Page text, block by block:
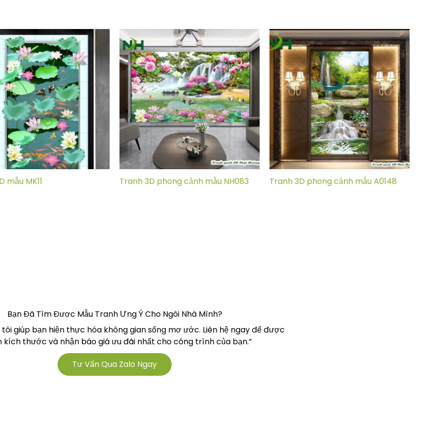
mẫu MK11 Tranh 3D phong cảnh mẫu NH083 Tranh 3D phong cảnh mẫu A0148
Bạn Đã Tìm Được Mẫu Tranh Ưng Ý Cho Ngôi Nhà Mình?
tôi giúp bạn hiện thực hóa không gian sống mơ ước. Liên hệ ngay để được
kích thước và nhận báo giá ưu đãi nhất cho công trình của bạn.”
Tư Vấn Qua Zalo Ngay